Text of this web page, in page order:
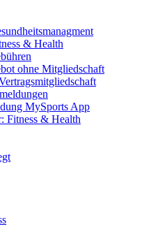
& Health
ohne Mitgliedschaft
MySports App
Fitness & Health